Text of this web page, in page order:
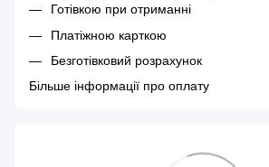
Готівкою при отриманні
Платіжною карткою
Безготівковий розрахунок
Більше інформації про оплату